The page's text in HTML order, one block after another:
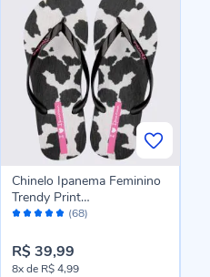
Avaliação: (68)
Chinelo Ipanema Feminino
Trendy Print
Branco/Preto/Lilas
R$ 39,99
8xde R$ 4,99